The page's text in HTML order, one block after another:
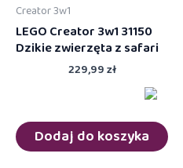
Creator 3w1
LEGO Creator 3w1 31150
Dzikie zwierzęta z safari
229,99zł
Dodaj do koszyka